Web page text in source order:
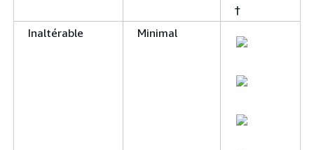
†
Inaltérable
Minimal